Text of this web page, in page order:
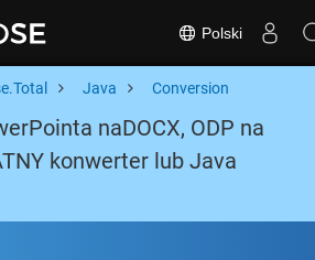
Polski
Java Conversion
naDOCX, ODP na
konwerter lub Java